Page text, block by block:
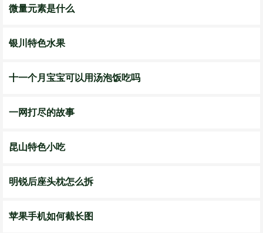
微量元素是什么
银川特色水果
十一个月宝宝可以用汤泡饭吃吗
一网打尽的故事
昆山特色小吃
明锐后座头枕怎么拆
苹果手机如何截长图